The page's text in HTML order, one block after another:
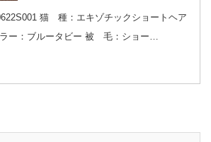
猫 種：エキゾチックショートヘア
ー：ブルータビー 被 毛：ショー…